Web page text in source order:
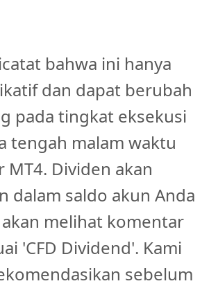
bahwa ini hanya
dan dapat berubah
pada tingkat eksekusi
tengah malam waktu
MT4. Dividen akan
dalam saldo akun Anda
melihat komentar
'CFD Dividend'. Kami
sebelum